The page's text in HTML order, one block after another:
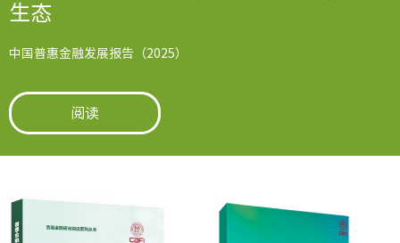
生态
中国普惠金融发展报告（2025）
阅读